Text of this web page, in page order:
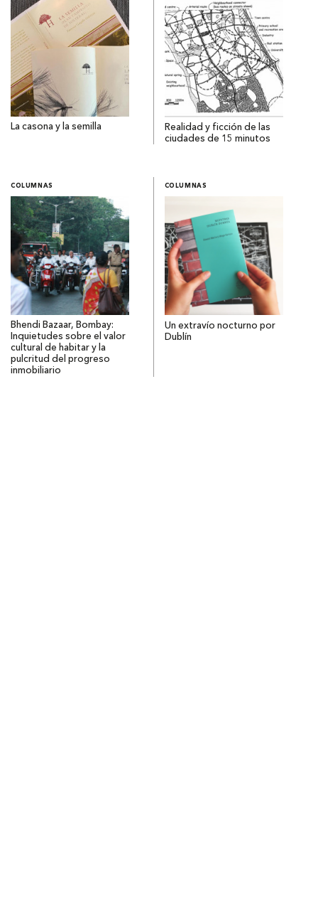
La casona y la semilla
Realidad y ficción de las
ciudades de 15 minutos
COLUMNAS
Bhendi Bazaar, Bombay:
Inquietudes sobre el valor
cultural de habitar y la
pulcritud del progreso
inmobiliario
COLUMNAS
Un extravío nocturno por
Dublín